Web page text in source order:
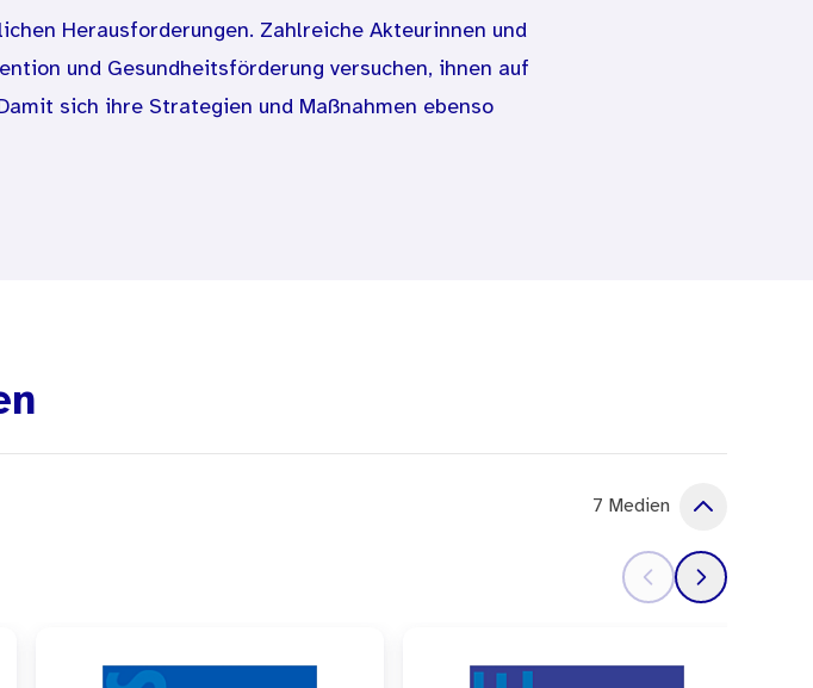
Herausforderungen. Zahlreiche Akteurinnen und
und Gesundheitsförderung versuchen, ihnen auf
sich ihre Strategien und Maßnahmen ebenso
Zusammenwirken und abgestimmtes Handeln in
für das Verständnis von Evidenzbasierung in diesem
unterbreiteten Ideen vorantreiben.
7 Medien